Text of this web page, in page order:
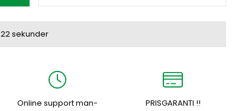
22 sekunder
Online support man-
PRISGARANTI !!